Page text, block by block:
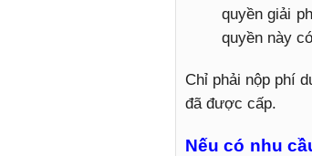
quyền giải
quyền này
Chỉ phải nộp phí
đã được cấp.
Nếu có nhu